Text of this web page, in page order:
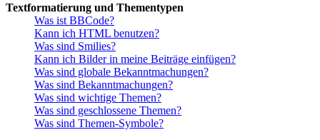
Textformatierung und Thementypen
Was ist BBCode?
Kann ich HTML benutzen?
Was sind Smilies?
Kann ich Bilder in meine Beiträge einfügen?
Was sind globale Bekanntmachungen?
Was sind Bekanntmachungen?
Was sind wichtige Themen?
Was sind geschlossene Themen?
Was sind Themen-Symbole?